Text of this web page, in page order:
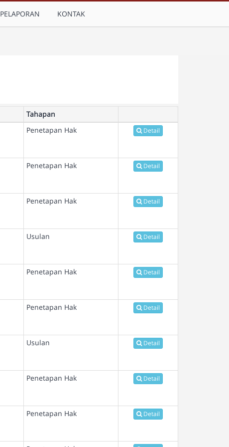
PELAPORAN KONTAK
Tahapan
Penetapan Hak Detail
Penetapan Hak Detail
Penetapan Hak Detail
Usulan Detail
Penetapan Hak Detail
Penetapan Hak Detail
Usulan Detail
Penetapan Hak Detail
Penetapan Hak Detail